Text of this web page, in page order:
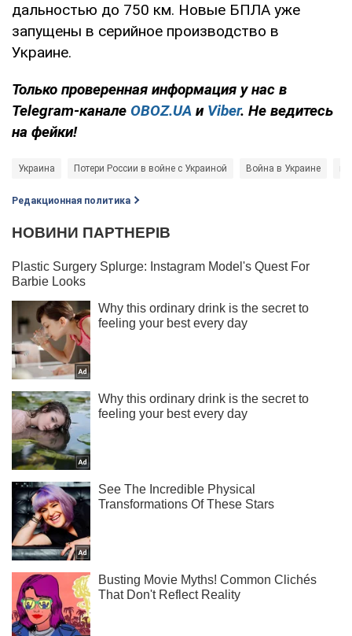
дальностью до 750 км. Новые БПЛА уже
запущены в серийное производство в
Украине.
Только проверенная информация у нас в
Telegram-канале OBOZ.UA и Viber. Не ведитесь
на фейки!
Украина Потери России в войне с Украиной Война в Украине
Редакционная политика